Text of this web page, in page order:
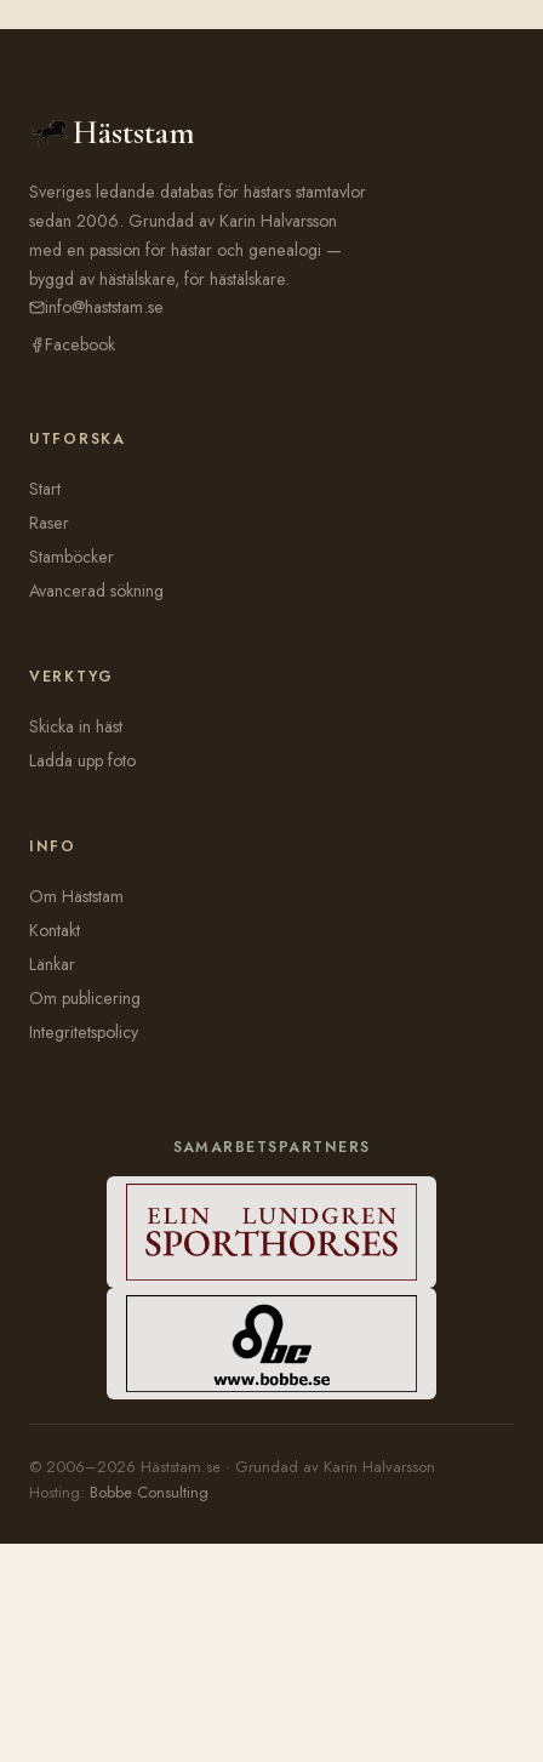
Häststam
Sveriges ledande databas för hästars stamtavlor
sedan 2006. Grundad av Karin Halvarsson
med en passion för hästar och genealogi —
byggd av hästälskare, för hästälskare.
info@haststam.se
Facebook
UTFORSKA
Start
Raser
Stamböcker
Avancerad sökning
VERKTYG
Skicka in häst
Ladda upp foto
INFO
Om Häststam
Kontakt
Länkar
Om publicering
Integritetspolicy
SAMARBETSPARTNERS
© 2006–2026 Häststam.se · Grundad av Karin Halvarsson
Hosting: Bobbe Consulting